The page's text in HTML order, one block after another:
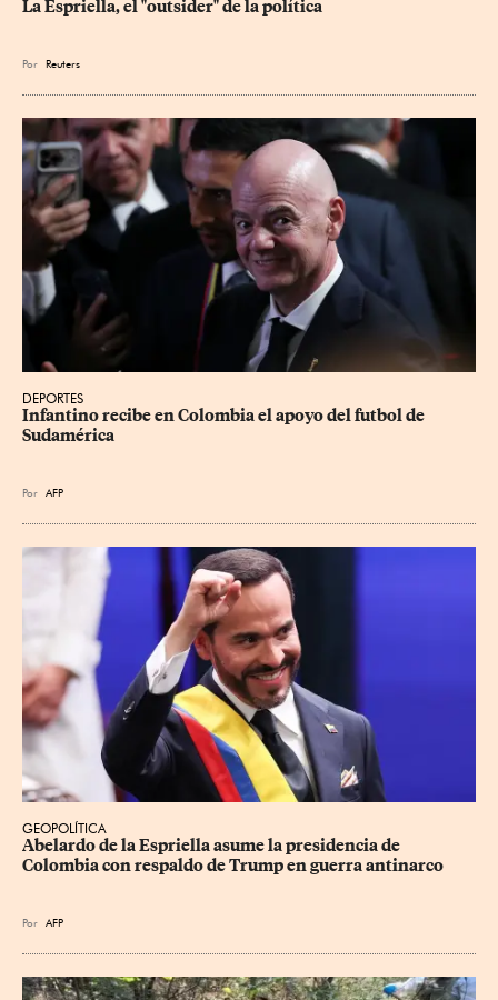
La Espriella, el "outsider" de la política
Por Reuters
DEPORTES
Infantino recibe en Colombia el apoyo del futbol de
Sudamérica
Por AFP
GEOPOLÍTICA
Abelardo de la Espriella asume la presidencia de
Colombia con respaldo de Trump en guerra antinarco
Por AFP